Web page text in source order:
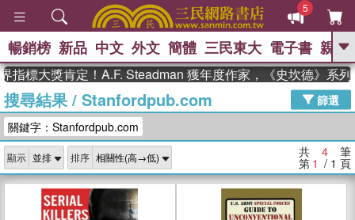
5
GO
熱搜： 東野圭吾 The Odyssey 、
父親節 、 花開錦繡 、 暑期推薦 、
女孩：黎曼猜想 、 偉大的迷走神經
、 臺灣漫遊錄
暢銷榜 新品 中文 外文 簡體 三民東大 電子書 親子
指標大獎肯定！A.F. Steadman 獲年度作家，《史坎德》系列
搜尋結果/ Stanfordpub.com
篩選
關鍵字：Stanfordpub.com
顯示 排序 共 4 筆
第 1 / 1 頁